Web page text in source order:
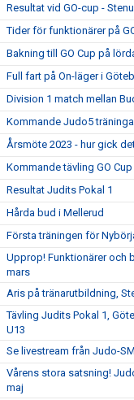
Resultat vid GO-cup -
Tider för funktionärer på
Bakning till GO Cup på
Full fart på On-läger i
Division 1 match mellan
Kommande Judo5
Årsmöte 2023 - hur gick
Kommande tävling GO
Resultat Judits Pokal 1
Hårda bud i Mellerud
Första träningen för
Upprop! Funktionärer och
mars
Aris på tränarutbildning,
Tävling Judits Pokal 1,
U13
Se livestream från Judo-SM
Vårens stora satsning!
maj